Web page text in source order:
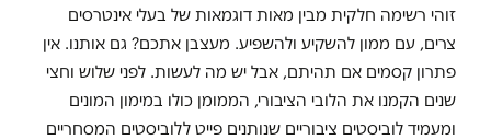
זוהי רשימה חלקית מבין מאות דוגמאות של בעלי אינטרסים
צרים, עם ממון להשקיע ולהשפיע. מעצבן אתכם? גם אותנו. אין
פתרון קסמים אם תהיתם, אבל יש מה לעשות. לפני שלוש וחצי
שנים הקמנו את הלובי הציבורי, הממומן כולו במימון המונים
ומעמיד לוביסטים ציבוריים שנותנים פייט ללוביסטים המסחריים